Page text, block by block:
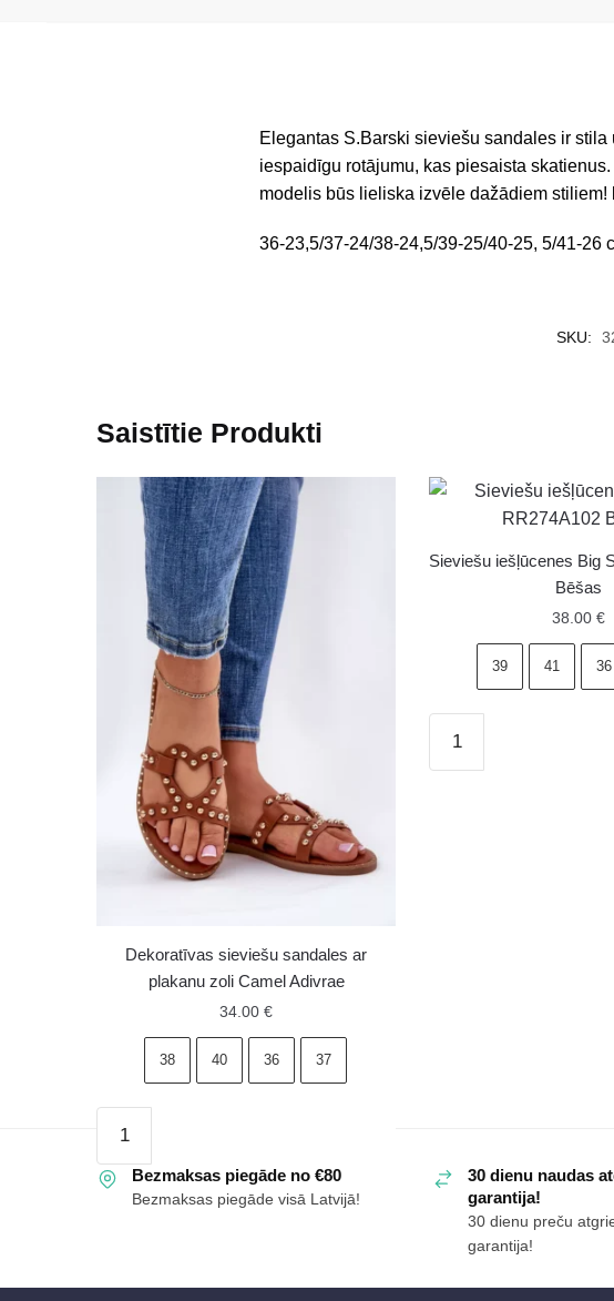
Elegantas S.Barski sieviešu sandales ir
iespaidīgu rotājumu, kas piesaista
modelis būs lieliska izvēle dažādiem stiliem!
36-23,5/37-24/38-24,5/39-25/40-25, 5/41-26
SKU:
Saistītie Produkti
Dekoratīvas sieviešu sandales ar
plakanu zoli Camel Adivrae
34.00 €
38 40 36 37
sieviešu
sandales
Camel
Sieviešu iešļūcenes Big
Bēšas
38.00 €
39 41 36
iešļūcenes
Bezmaksas piegāde no €80
Bezmaksas piegāde visā Latvijā!
30 dienu naudas
garantija!
30 dienu preču
garantija!